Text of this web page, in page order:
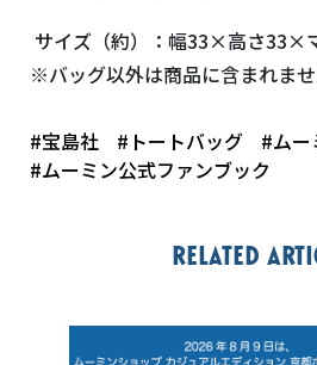
サイズ（約）：幅33×高さ33×
※バッグ以外は商品に含まれま
#宝島社 #トートバッグ #ムー
#ムーミン公式ファンブック
Related